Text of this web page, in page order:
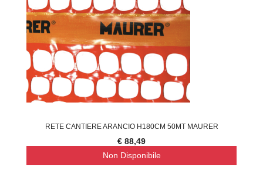
RETE CANTIERE ARANCIO H180CM 50MT MAURER
€ 88,49
Non Disponibile